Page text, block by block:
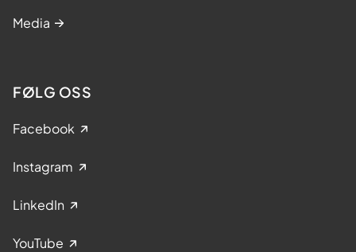
Media
FØLG OSS
Facebook
Instagram
LinkedIn
YouTube